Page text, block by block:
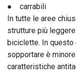
● carrabili
In tutte le aree
strutture più
biciclette. In questo
sopportare è
caratteristiche